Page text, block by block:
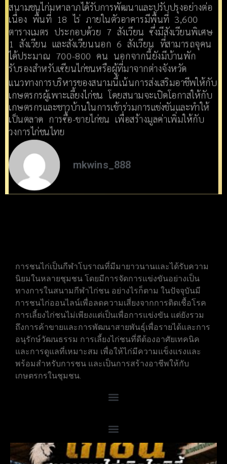
สนามชนไก่มหาลาภได้รับการพัฒนาและปรับปรุงอย่างต่อ​
เนื่อง พื้นที่ 18 ไร่ ภายในตัวอาคารมีพื้นที่ 3,600
ตารางเมตร ประกอบด้วย 7 สังเวียน ซึ่งมีสังเวียนพิเศษ
1 สังเวียน และสังเวียนนอก 6 สังเวียน ที่สามารถจุคน
ได้ประมาณ 700-800 คน นอกจากนี้ยังมีบ้านพัก
รับรองสำหรับเซียนไก่ชนหรือผู้ที่มาจากต่างจังหวัด
แนวทางการบริหารของสนามนี้เน้นการส่งเสริมอาชีพให้กับ
เกษตรกรผู้เพาะเลี้ยงไก่ชน โดยสนามจะเปิดโอกาสให้กับ
เกษตรกรและชาวบ้านในการเข้าร่วมการแข่งขันและทำให้
เป็นต​ลาด ​การซื้อ-ขายไก่ชน เพื่อสร้างมูลค่าเพิ่มให้กับ
วงการไก่ชนไทย
mkwins_888
การชนไก่เป็นกีฬาโบราณที่มีมายาวนานและได้รับความ
นิยมในหลายชุมชน โดยมีการจัดการแข่งขันอย่างเป็น
ทางการในสนามกีฬาไก่ชน อย่างไรก็ตาม ในปัจจุบันมี
การชนไก่ออนไลน์เพื่อลดความเสี่ยงจากการติดเชื้อโรค
การเลี้ยงไก่ชนไม่เพียงแต่เป็นเพื่อการแข่งขัน แต่ยังรวม
ถึงการค้าขายและการพัฒนาสายพันธุ์เพื่อรายได้และการ
อนุรักษ์วัฒนธรรม การเลี้ยงไก่ชนที่ดีต้องอาศัยเทคนิค
และการดูแลที่เหมาะสม เพื่อให้ไก่มีความแข็งแรงและ
พร้อมสำหรับการชน และเป็นการสร้างอาชีพให้กับ
เกษตรกรในชุมชน.